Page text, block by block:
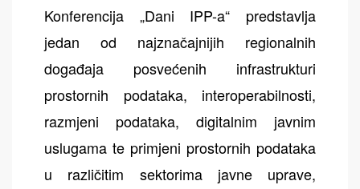
Konferencija „Dani IPP-a“ predstavlja
jedan od najznačajnijih regionalnih
događaja posvećenih infrastrukturi
prostornih podataka, interoperabilnosti,
razmjeni podataka, digitalnim javnim
uslugama te primjeni prostornih podataka
u različitim sektorima javne uprave,